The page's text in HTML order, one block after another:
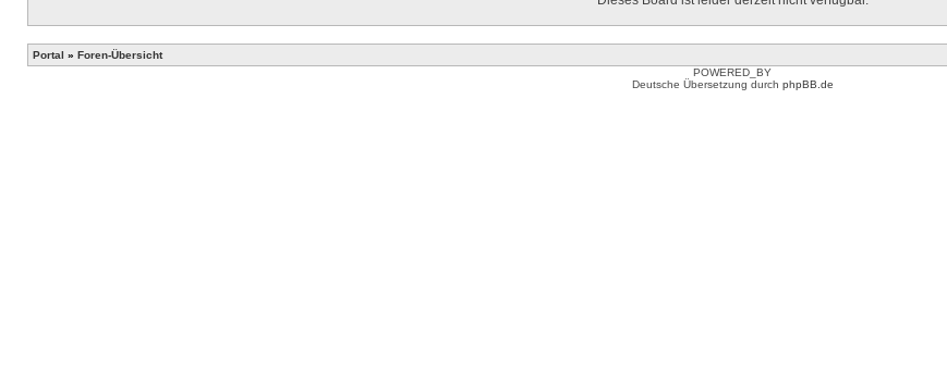
Portal » Foren-Übersicht
POWERED_BY
Deutsche Übersetzung durch phpBB.de